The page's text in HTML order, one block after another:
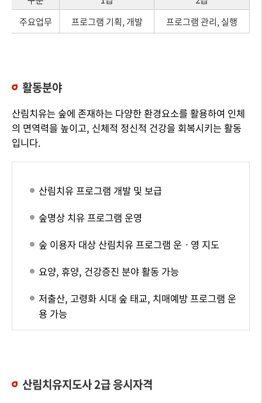
주요업무 프로그램 기획, 개발 프로그램 관리, 실행
활동분야
산림치유는 숲에 존재하는 다양한 환경요소를 활용하여 인체
의 면역력을 높이고, 신체적 정신적 건강을 회복시키는 활동
입니다.
산림치유 프로그램 개발 및 보급
숲명상 치유 프로그램 운영
숲 이용자 대상 산림치유 프로그램 운ㆍ영 지도
요양, 휴양, 건강증진 분야 활동 가능
저출산, 고령화 시대 숲 태교, 치매예방 프로그램 운
용 가능
산림치유지도사 2급 응시자격